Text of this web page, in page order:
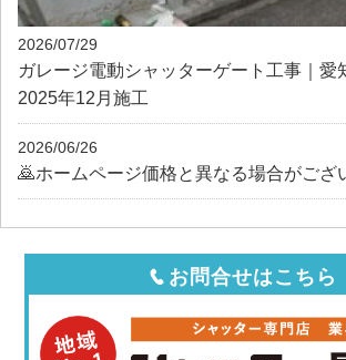
2026/07/29
ガレージ電動シャッターゲート工事｜愛
2025年12月施工
2026/06/26
🙇ホームページ価格と異なる場合がござ
お問合せはこちら